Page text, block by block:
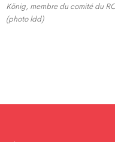
König, membre du comité du
(photo ldd)